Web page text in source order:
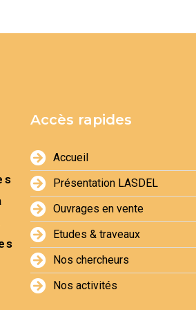
Accès rapides
Accueil
Présentation LASDEL
Ouvrages en vente
Etudes & traveaux
Nos chercheurs
Nos activités